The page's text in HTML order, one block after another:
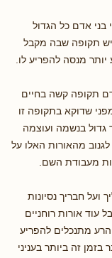
בני אדם כל הגדול
תקופה שבה מקבל
יותר מנסה להפריע לו.
תקופה קשה בחיים
שדוקא בתקופה זו
גדול בנשמה ועוצמה
לגנוב מהאורות האלו על
מעבודת השם.
ועל חבריך נסיונות
עוד אורות רוחניים
הרע מתנכלים להפריע
זה ביותר בעניני